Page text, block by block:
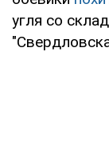
угля со